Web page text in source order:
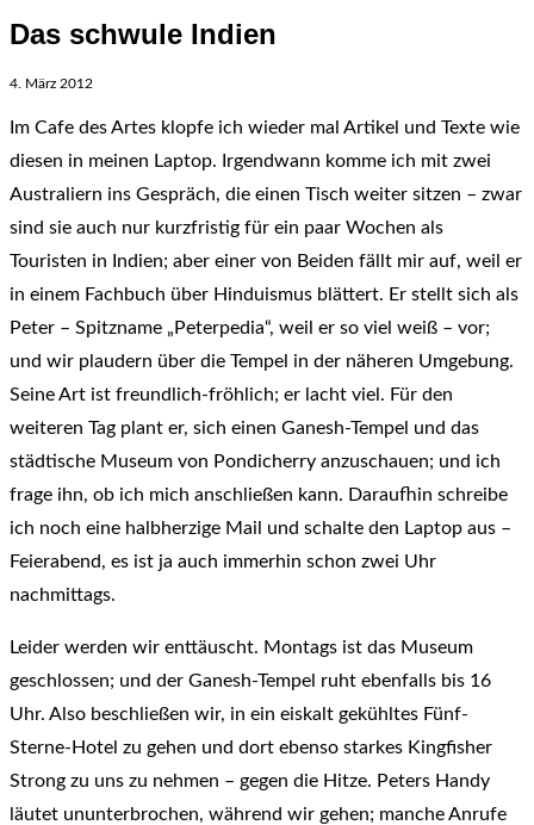
Das schwule Indien
4. März 2012
Im Cafe des Artes klopfe ich wieder mal Artikel und Texte wie
diesen in meinen Laptop. Irgendwann komme ich mit zwei
Australiern ins Gespräch, die einen Tisch weiter sitzen – zwar
sind sie auch nur kurzfristig für ein paar Wochen als
Touristen in Indien; aber einer von Beiden fällt mir auf, weil er
in einem Fachbuch über Hinduismus blättert. Er stellt sich als
Peter – Spitzname „Peterpedia“, weil er so viel weiß – vor;
und wir plaudern über die Tempel in der näheren Umgebung.
Seine Art ist freundlich-fröhlich; er lacht viel. Für den
weiteren Tag plant er, sich einen Ganesh-Tempel und das
städtische Museum von Pondicherry anzuschauen; und ich
frage ihn, ob ich mich anschließen kann. Daraufhin schreibe
ich noch eine halbherzige Mail und schalte den Laptop aus –
Feierabend, es ist ja auch immerhin schon zwei Uhr
nachmittags.
Leider werden wir enttäuscht. Montags ist das Museum
geschlossen; und der Ganesh-Tempel ruht ebenfalls bis 16
Uhr. Also beschließen wir, in ein eiskalt gekühltes Fünf-
Sterne-Hotel zu gehen und dort ebenso starkes Kingfisher
Strong zu uns zu nehmen – gegen die Hitze. Peters Handy
läutet ununterbrochen, während wir gehen; manche Anrufe